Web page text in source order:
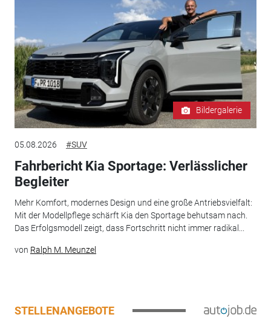
Bildergalerie
05.08.2026 #SUV
Fahrbericht Kia Sportage: Verlässlicher
Begleiter
Mehr Komfort, modernes Design und eine große Antriebsvielfalt:
Mit der Modellpflege schärft Kia den Sportage behutsam nach.
Das Erfolgsmodell zeigt, dass Fortschritt nicht immer radikal...
von Ralph M. Meunzel
STELLENANGEBOTE